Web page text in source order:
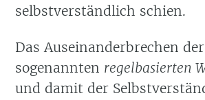
selbstverständlich schien.
Das Auseinanderbrechen der
sogenannten regelbasierten
und damit der